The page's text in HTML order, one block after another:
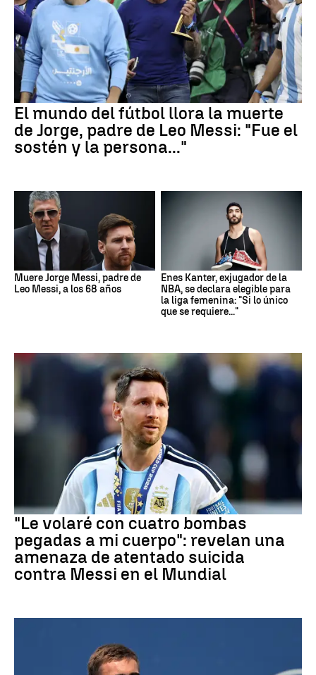
El mundo del fútbol llora la muerte
de Jorge, padre de Leo Messi: "Fue el
sostén y la persona..."
Muere Jorge Messi, padre de
Leo Messi, a los 68 años
Enes Kanter, exjugador de la
NBA, se declara elegible para
la liga femenina: "Si lo único
que se requiere..."
Mundial 2026
"Le volaré con cuatro bombas
pegadas a mi cuerpo": revelan una
amenaza de atentado suicida
contra Messi en el Mundial